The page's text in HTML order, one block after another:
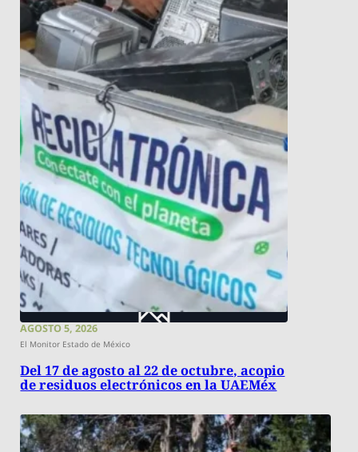
AGOSTO 5, 2026
El Monitor Estado de México
Del 17 de agosto al 22 de octubre, acopio
de residuos electrónicos en la UAEMéx